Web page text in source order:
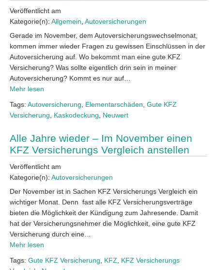
Veröffentlicht am
Kategorie(n): Allgemein Autoversicherungen
Gerade im November, dem Autoversicherungswechselmonat,
kommen immer wieder Fragen zu gewissen Einschlüssen in der
Autoversicherung auf. Wo bekommt man eine gute KFZ
Versicherung? Was sollte eigentlich drin sein in meiner
Autoversicherung? Kommt es nur auf…
Mehr lesen
Tags: Autoversicherung Elementarschäden Gute KFZ
Versicherung
Kaskodeckung Neuwert
Alle Jahre wieder – Im November einen
KFZ Versicherungs Vergleich anstellen
Veröffentlicht am
Kategorie(n): Autoversicherungen
Der November ist in Sachen KFZ Versicherungs Vergleich ein
wichtiger Monat. Denn fast alle KFZ Versicherungsverträge
bieten die Möglichkeit der Kündigung zum Jahresende. Damit
hat der Versicherungsnehmer die Möglichkeit, eine gute KFZ
Versicherung durch eine…
Mehr lesen
Tags: Gute KFZ Versicherung KFZ
KFZ Versicherungs